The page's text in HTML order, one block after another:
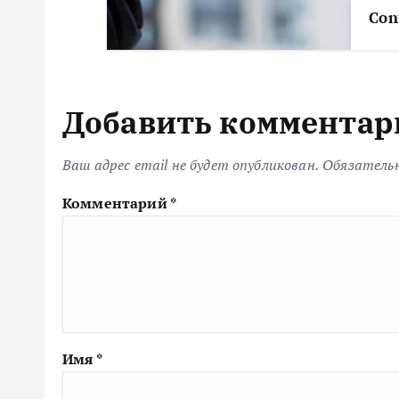
Добавить
Ваш адрес email не будет опубликован.
Комментарий*
Имя *